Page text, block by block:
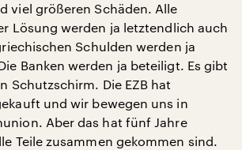
viel größeren Schäden. Alle
Lösung werden ja letztendlich auch
Schulden werden ja
Banken werden ja beteiligt. Es gibt
Schutzschirm. Die EZB hat
und wir bewegen uns in
Aber das hat fünf Jahre
Teile zusammen gekommen sind.